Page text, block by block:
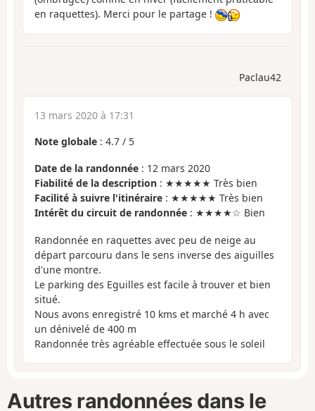
en raquettes). Merci pour le partage !
Paclau42
13 mars 2020 à 17:31
Note globale : 4.7 / 5
Date de la randonnée : 12 mars 2020
Fiabilité de la description : ★★★★★ Très bien
Facilité à suivre l'itinéraire : ★★★★★ Très bien
Intérêt du circuit de randonnée : ★★★★☆ Bien
Randonnée en raquettes avec peu de neige au
départ parcouru dans le sens inverse des aiguilles
d'une montre.
Le parking des Eguilles est facile à trouver et bien
situé.
Nous avons enregistré 10 kms et marché 4 h avec
un dénivelé de 400 m
Randonnée très agréable effectuée sous le soleil
Autres randonnées dans le